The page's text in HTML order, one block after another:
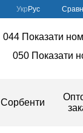
Укр Рус
044 Показати
050 Показати
Сорбенти